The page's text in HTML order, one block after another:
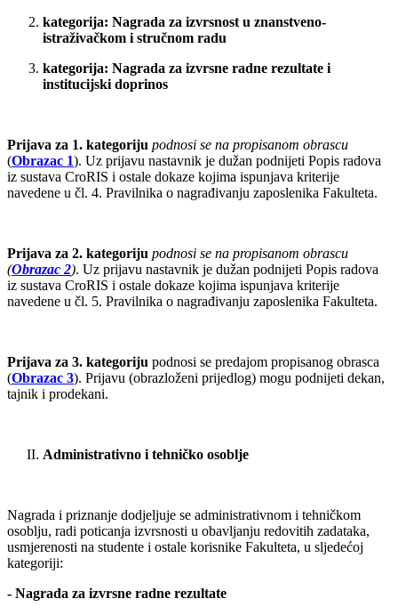
kategorija: Nagrada za izvrsnost u znanstveno-
istraživačkom i stručnom radu
kategorija: Nagrada za izvrsne radne rezultate i
institucijski doprinos
Prijava za 1. kategoriju podnosi se na propisanom obrascu
(Obrazac 1). Uz prijavu nastavnik je dužan podnijeti Popis radova
iz sustava CroRIS i ostale dokaze kojima ispunjava kriterije
navedene u čl. 4. Pravilnika o nagrađivanju zaposlenika Fakulteta.
Prijava za 2. kategoriju podnosi se na propisanom obrascu
(Obrazac 2). Uz prijavu nastavnik je dužan podnijeti Popis radova
iz sustava CroRIS i ostale dokaze kojima ispunjava kriterije
navedene u čl. 5. Pravilnika o nagrađivanju zaposlenika Fakulteta.
Prijava za 3. kategoriju podnosi se predajom propisanog obrasca
(Obrazac 3). Prijavu (obrazloženi prijedlog) mogu podnijeti dekan,
tajnik i prodekani.
Administrativno i tehničko osoblje
Nagrada i priznanje dodjeljuje se administrativnom i tehničkom
osoblju, radi poticanja izvrsnosti u obavljanju redovitih zadataka,
usmjerenosti na studente i ostale korisnike Fakulteta, u sljedećoj
kategoriji:
- Nagrada za izvrsne radne rezultate